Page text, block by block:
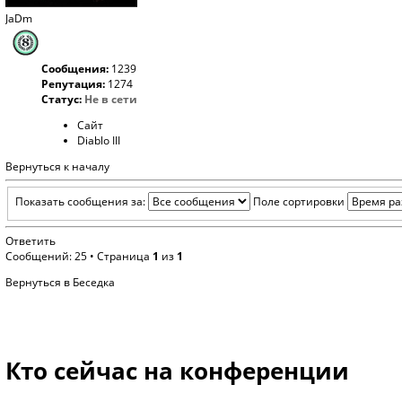
JaDm
Сообщения: 1239
Репутация: 1274
Статус: Не в сети
Сайт
Diablo III
Вернуться к началу
Показать сообщения за: Поле сортировки
Ответить
Сообщений: 25 • Страница 1 из 1
Вернуться в Беседка
Кто сейчас на конференции